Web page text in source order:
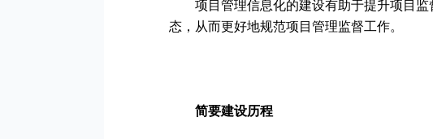
项目管理信息化的建设有助于提升项目
态，从而更好地规范项目管理监督工作。
简要建设历程